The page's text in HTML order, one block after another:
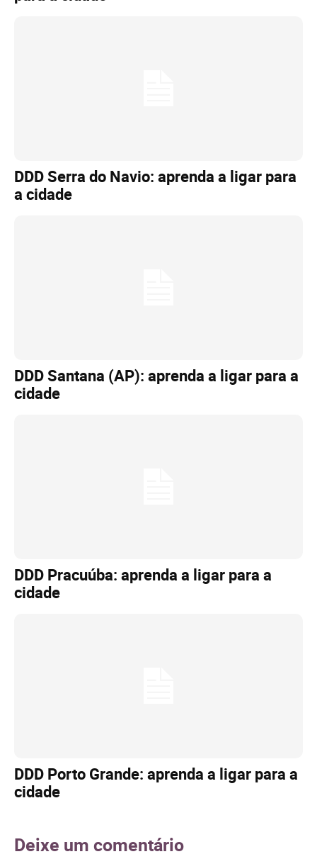
DDD Serra do Navio: aprenda a ligar para
a cidade
DDD Santana (AP): aprenda a ligar para a
cidade
DDD Pracuúba: aprenda a ligar para a
cidade
DDD Porto Grande: aprenda a ligar para a
cidade
Deixe um comentário